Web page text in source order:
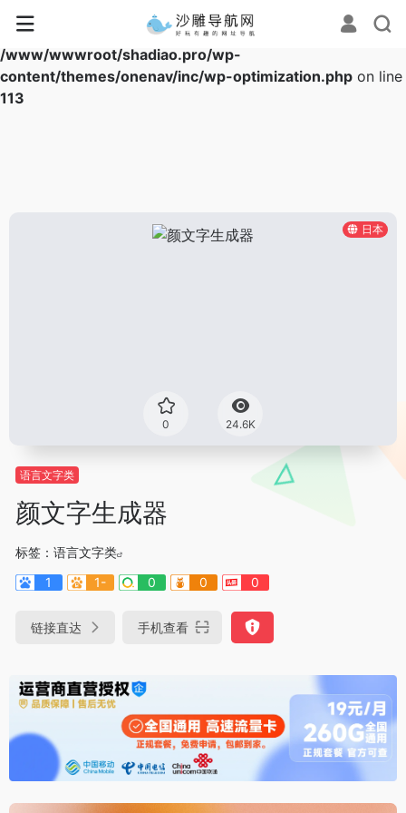
Warning
: Array to string conversion in
/www/wwwroot/shadiao.pro/wp-
content/themes/onenav/inc/wp-optimization.php on line
113
日本
0 24.6K
语言文字类
颜文字生成器
标签： 语言文字类
1
1- 0 0 0
链接直达 手机查看